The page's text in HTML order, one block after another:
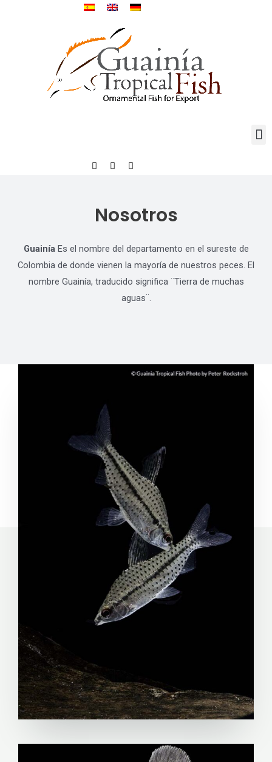
Nosotros
Guainía Es el nombre del departamento en el sureste de
Colombia de donde vienen la mayoría de nuestros peces. El
nombre Guainía, traducido significa ¨Tierra de muchas
aguas¨.